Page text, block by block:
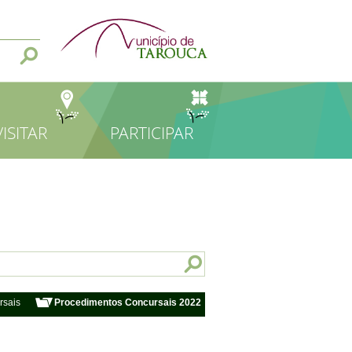
PARTICIPAR
Procedimentos Concursais 2022